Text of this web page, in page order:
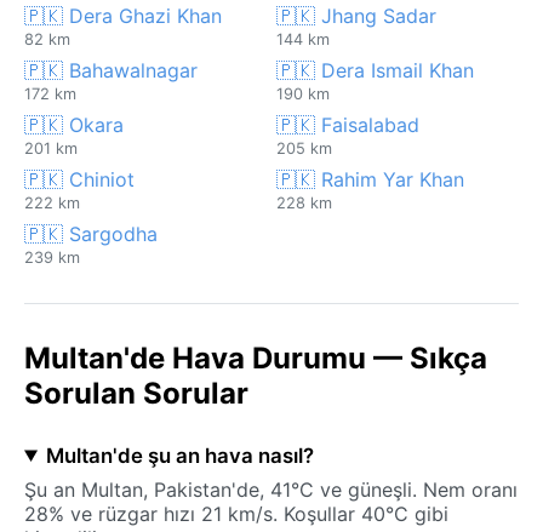
🇵🇰 Dera Ghazi Khan
82 km
🇵🇰 Jhang Sadar
144 km
🇵🇰 Bahawalnagar
172 km
🇵🇰 Dera Ismail Khan
190 km
🇵🇰 Okara
201 km
🇵🇰 Faisalabad
205 km
🇵🇰 Chiniot
222 km
🇵🇰 Rahim Yar Khan
228 km
🇵🇰 Sargodha
239 km
Multan'de Hava Durumu — Sıkça
Sorulan Sorular
Multan'de şu an hava nasıl?
Şu an Multan, Pakistan'de, 41°C ve güneşli. Nem oranı
28% ve rüzgar hızı 21 km/s. Koşullar 40°C gibi